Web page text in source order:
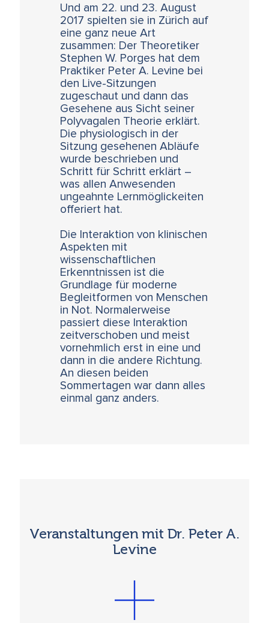
Und am 22. und 23. August
2017 spielten sie in Zürich auf
eine ganz neue Art
zusammen: Der Theoretiker
Stephen W. Porges hat dem
Praktiker Peter A. Levine bei
den Live-Sitzungen
zugeschaut und dann das
Gesehene aus Sicht seiner
Polyvagalen Theorie erklärt.
Die physiologisch in der
Sitzung gesehenen Abläufe
wurde beschrieben und
Schritt für Schritt erklärt –
was allen Anwesenden
ungeahnte Lernmöglickeiten
offeriert hat.
Die Interaktion von klinischen
Aspekten mit
wissenschaftlichen
Erkenntnissen ist die
Grundlage für moderne
Begleitformen von Menschen
in Not. Normalerweise
passiert diese Interaktion
zeitverschoben und meist
vornehmlich erst in eine und
dann in die andere Richtung.
An diesen beiden
Sommertagen war dann alles
einmal ganz anders.
Veranstaltungen mit Dr. Peter A.
Levine